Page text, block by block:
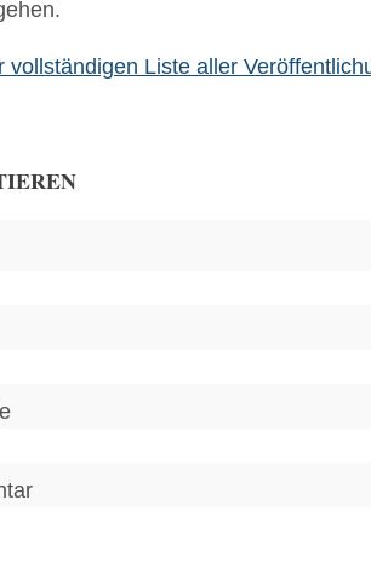
vollständigen Liste aller